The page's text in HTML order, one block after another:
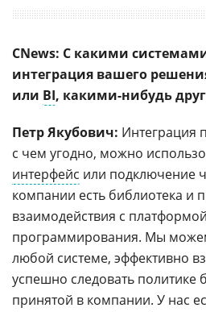
CNews: С какими
интеграция вашего
или BI, какими-нибудь
Петр Якубович: Интеграция
с чем угодно, можно
интерфейс или подключение
компании есть библиотека и
взаимодействия с
программирования. Мы
любой системе, эффективно
успешно следовать политике
принятой в компании. У нас